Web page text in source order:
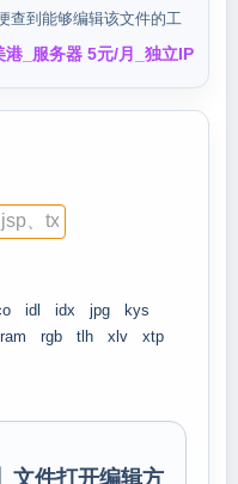
查到能够编辑该文件的工
港_服务器 5元/月_独立IP
idl idx jpg
kys
ram rgb tlh xlv xtp
文件打开编辑方